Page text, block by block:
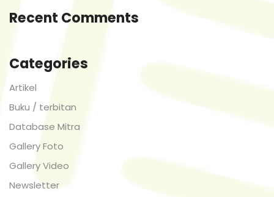
Recent Comments
Categories
Artikel
Buku / terbitan
Database Mitra
Gallery Foto
Gallery Video
Newsletter